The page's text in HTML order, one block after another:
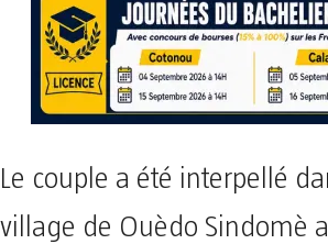
Le couple a été interpellé
village de Ouèdo Sindomè